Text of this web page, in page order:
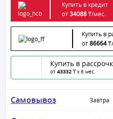
Купить в кредит
от34088₸/мес.
Купить в
от86664₸/
Купить в
от 43332 ₸ x 6 мес.
Самовывоз Завтра